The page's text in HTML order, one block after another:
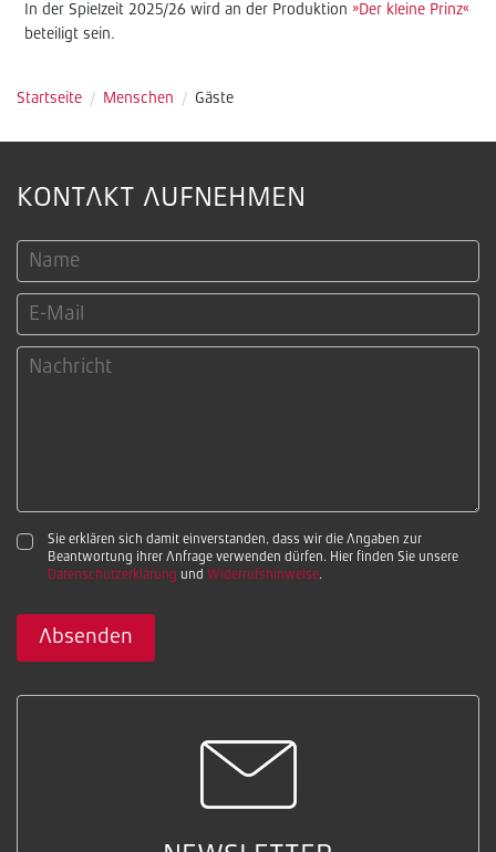
In der Spielzeit 2025/26 wird an der Produktion »Der kleine Prinz«
beteiligt sein.
Startseite / Menschen / Gäste
KONTAKT AUFNEHMEN
Sie erklären sich damit einverstanden, dass wir die Angaben zur
Beantwortung ihrer Anfrage verwenden dürfen. Hier finden Sie unsere
Datenschutzerklärung und Widerrufshinweise.
Absenden